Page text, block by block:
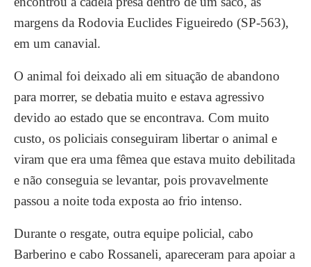
margens da Rodovia Euclides Figueiredo (SP-563),
em um canavial.
O animal foi deixado ali em situação de abandono
para morrer, se debatia muito e estava agressivo
devido ao estado que se encontrava. Com muito
custo, os policiais conseguiram libertar o animal e
viram que era uma fêmea que estava muito debilitada
e não conseguia se levantar, pois provavelmente
passou a noite toda exposta ao frio intenso.
Durante o resgate, outra equipe policial, cabo
Barberino e cabo Rossaneli, apareceram para apoiar a